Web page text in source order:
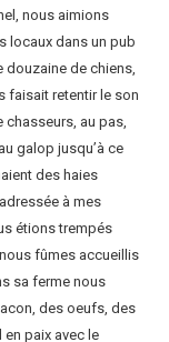
nous aimions
locaux dans un pub
douzaine de chiens,
faisait retentir le son
chasseurs, au pas,
galop jusqu’à ce
des haies
à mes
étions trempés
fûmes accueillis
sa ferme nous
des oeufs, des
paix avec le